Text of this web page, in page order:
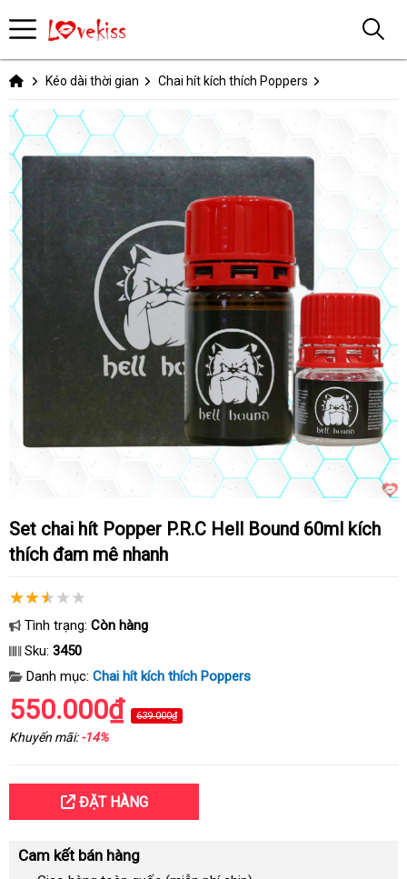
Kéo dài thời gian Chai hít kích thích Poppers
Set chai hít Popper P.R.C Hell Bound 60ml kích
thích đam mê nhanh
Tình trạng: Còn hàng
Sku: 3450
Danh mục: Chai hít kích thích Poppers
550.000₫ 639.000₫
Khuyến mãi:-14%
ĐẶT HÀNG
Cam kết bán hàng